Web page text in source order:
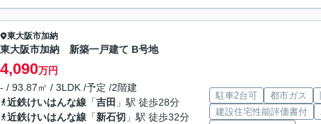
東大阪市加納
東大阪市加納 新築一戸建て B号地
4,090万円
- / 93.87㎡ / 3LDK /予定 /2階建
近鉄けいはんな線 「吉田 」駅 徒歩28分
近鉄けいはんな線 「新石切 」駅 徒歩32分
駐車2台可 都市ガス
建設住宅性能評価書付